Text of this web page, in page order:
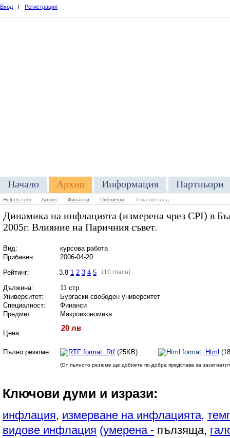
Вход I Регистрация
Начало Архив Информация Партньори
Helpos.com Архив Финанси Публични Тема преглед
Динамика на инфлацията (измерена чрез CPI) в
2005г. Влияние на Паричния съвет.
Вид:
курсова работа
Прибавен:
2006-04-20
Рейтинг:
3.8 1 2 3 4 5 (10 гласа)
Дължина:
11 стр.
Университет:
Бургаски свободен университет
Специалност:
Финанси
Предмет:
Макроикономика
Цена:
20 лв
Пълно резюме: .Rtf (25KB) .Html
(От пълното резюме ще добиете по-добра представа за
Ключови думи и изрази:
инфлация, измерване на инфлацията,
видове инфлация (умерена - пълзяща,